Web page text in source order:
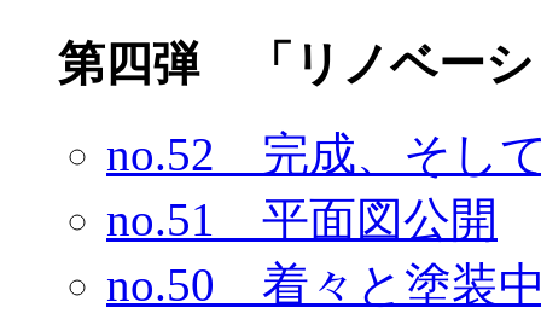
第四弾 「リノベーシ
no.52 完成、そし
no.51 平面図公開
no.50 着々と塗装